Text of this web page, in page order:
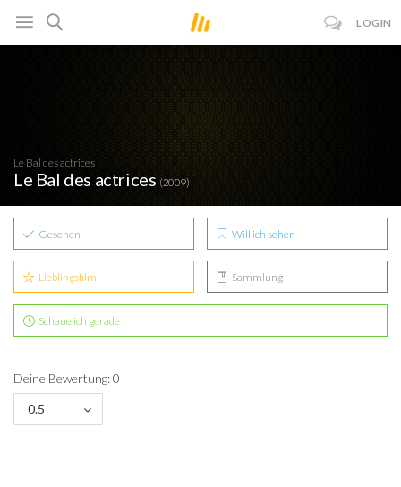
LOGIN
Le Bal des actrices
Le Bal des actrices (2009)
Gesehen Will ich sehen
Lieblingsfilm Sammlung
Schaue ich gerade
Deine Bewertung: 0
0.5